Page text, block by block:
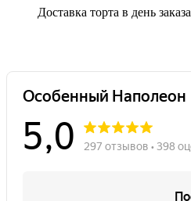
Доставка торта в день заказа